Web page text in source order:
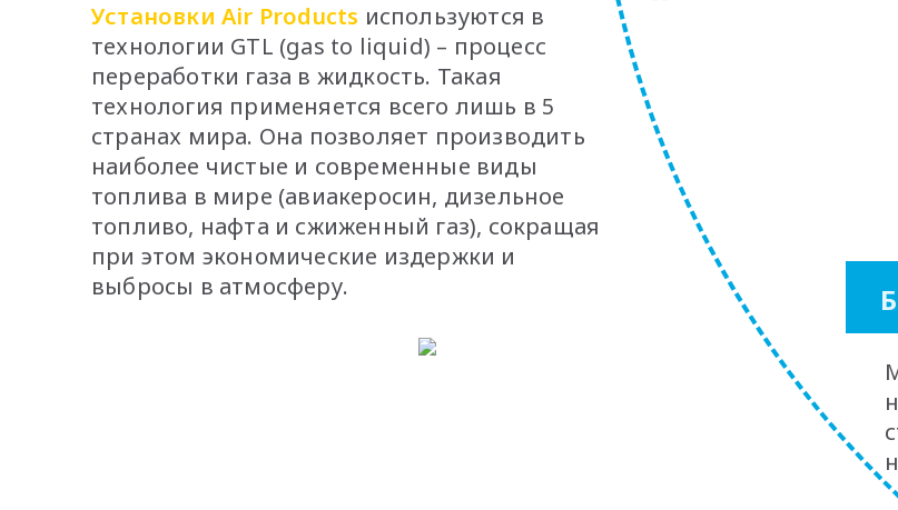
Установки Air Products используются в
технологии GTL (gas to liquid) – процесс
переработки газа в жидкость. Такая
технология применяется всего лишь в 5
странах мира. Она позволяет производить
наиболее чистые и современные виды
топлива в мире (авиакеросин, дизельное
топливо, нафта и сжиженный газ), сокращая
при этом экономические издержки и
выбросы в атмосферу.